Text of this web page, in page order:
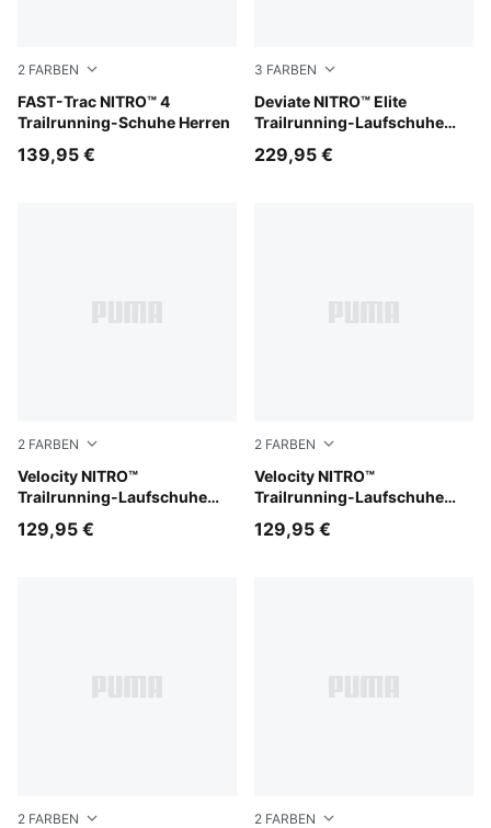
2 FARBEN
FAST-Trac NITRO™ 4
Trailrunning-Schuhe Herren
Ultra Red-Red Flash
139,95 €
3 FARBEN
Deviate NITRO™ Elite
Trailrunning-Laufschuhe
Ultra Red-Mouse Gray
229,95 €
2 FARBEN
Velocity NITRO™
Trailrunning-Laufschuhe
Mouse Gray-PUMA Black
129,95 €
2 FARBEN
Velocity NITRO™
Trailrunning-Laufschuhe
Silver Fog-Ruby Noir-Mouse
129,95 €
2 FARBEN 2 FARBEN